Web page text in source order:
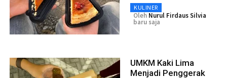
KULINER
Oleh Nurul Firdaus Silvia
baru saja
UMKM Kaki Lima
Menjadi Penggerak